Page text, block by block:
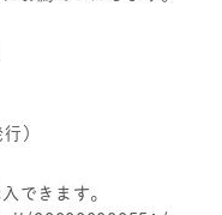
）
できます。